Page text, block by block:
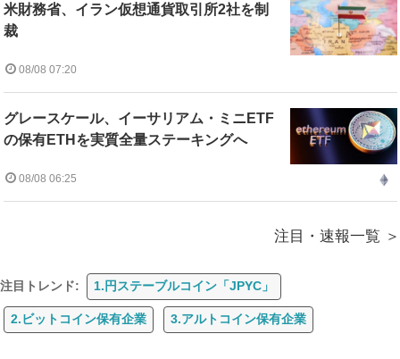
米財務省、イラン仮想通貨取引所2社を制
裁
08/08 07:20
グレースケール、イーサリアム・ミニETF
の保有ETHを実質全量ステーキングへ
08/08 06:25
注目・速報一覧
注目トレンド: 1.円ステーブルコイン「JPYC」
2.ビットコイン保有企業 3.アルトコイン保有企業